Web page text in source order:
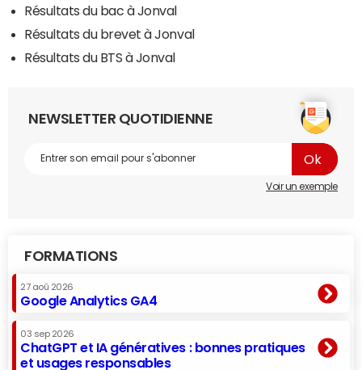
Résultats du bac à Jonval
Résultats du brevet à Jonval
Résultats du BTS à Jonval
NEWSLETTER QUOTIDIENNE
Voir un exemple
FORMATIONS
27 aoû 2026
Google Analytics GA4
03 sep 2026
ChatGPT et IA génératives : bonnes pratiques
et usages responsables